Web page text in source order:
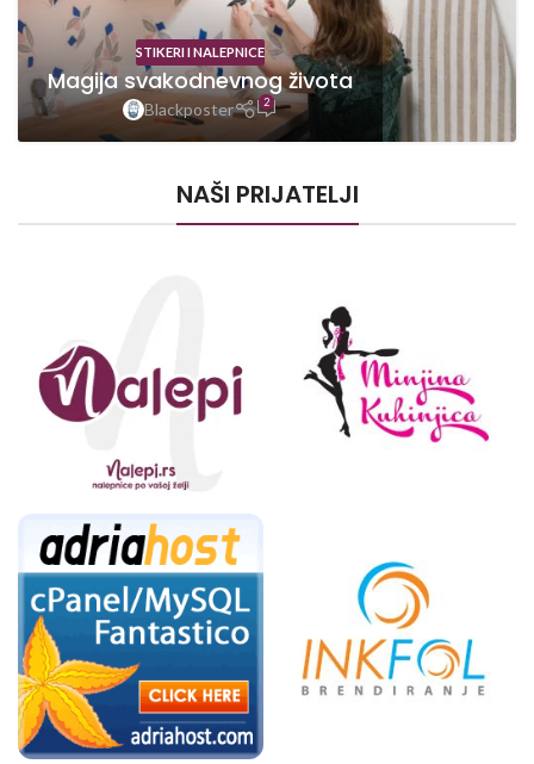
STIKERI I NALEPNICE
Magija svakodnevnog života
Blackposter 2
NAŠI PRIJATELJI